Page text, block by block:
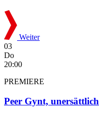
Weiter
03
Do
20:00
PREMIERE
Peer Gynt, unersättlich